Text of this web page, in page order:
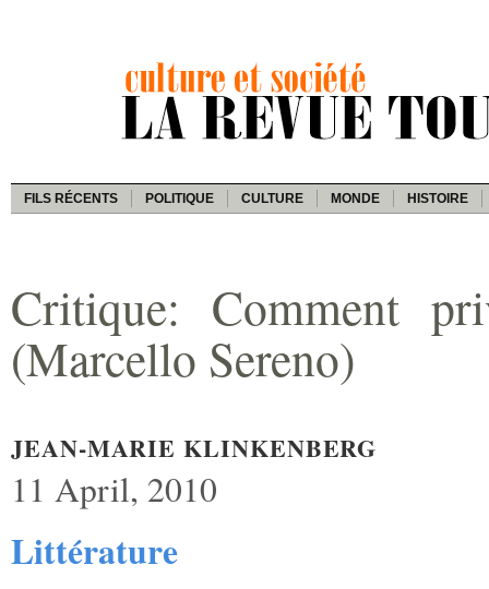
FILS RÉCENTS POLITIQUE CULTURE MONDE HISTOIRE
Critique: Comment
(Marcello Sereno)
JEAN-MARIE KLINKENBERG
11 April, 2010
Littérature